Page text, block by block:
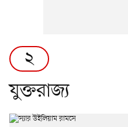
২
যুক্তরাজ্য